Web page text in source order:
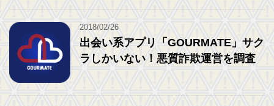
2018/02/26
出会い系アプリ「GOURMATE」サク
ラしかいない！悪質詐欺運営を調査